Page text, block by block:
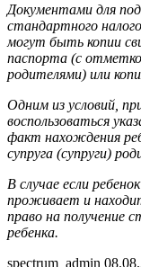
Документами для
стандартного
могут быть копии
паспорта (с
родителями) или
Одним из условий,
воспользоваться
факт нахождения
супруга (супруги)
В случае если
проживает и
право на получение
ребенка.
spectrum_admin